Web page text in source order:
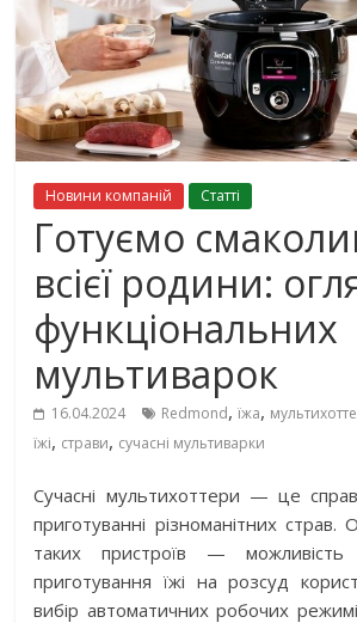
Новини компаній Cтаттi
Готуємо
всієї родини:
функціональних
мультиварок
16.04.2024 Redmond,їжа,
їжі, страви, сучасні мультиварки
Сучасні мультихоттери — це
приготуванні різноманітних страв.
таких пристроїв — можливість
приготування їжі на розсуд
вибір автоматичних робочих